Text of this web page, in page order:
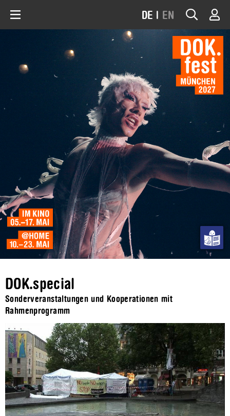
DE | EN
DOK.special
Sonderveranstaltungen und Kooperationen mit
Rahmenprogramm